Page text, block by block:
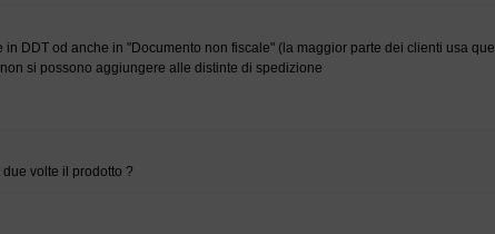
DDT od anche in "Documento non fiscale" (la maggior parte dei clienti usa
si possono aggiungere alle distinte di spedizione
volte il prodotto ?